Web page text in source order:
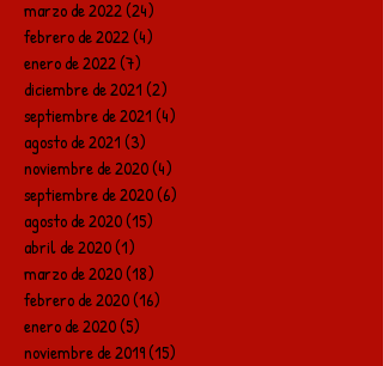
marzo de 2022(24)
febrero de 2022(4)
enero de 2022(7)
diciembre de 2021(2)
septiembre de 2021(4)
agosto de 2021(3)
noviembre de 2020(4)
septiembre de 2020(6)
agosto de 2020(15)
abril de 2020(1)
marzo de 2020(18)
febrero de 2020(16)
enero de 2020(5)
noviembre de 2019(15)